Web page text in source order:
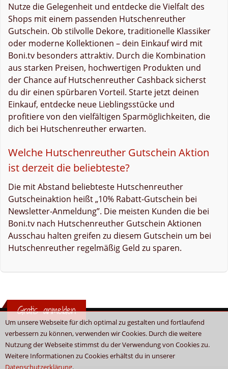
Um unsere Webseite für dich optimal zu gestalten und fortlaufend
verbessern zu können, verwenden wir Cookies. Durch die weitere
Nutzung der Webseite stimmst du der Verwendung von Cookies zu.
Weitere Informationen zu Cookies erhältst du in unserer
Datenschutzerklärung.
Nutze die Gelegenheit und entdecke die Vielfalt des
Shops mit einem passenden Hutschenreuther
Gutschein. Ob stilvolle Dekore, traditionelle Klassiker
oder moderne Kollektionen – dein Einkauf wird mit
Boni.tv besonders attraktiv. Durch die Kombination
aus starken Preisen, hochwertigen Produkten und
der Chance auf Hutschenreuther Cashback sicherst
du dir einen spürbaren Vorteil. Starte jetzt deinen
Einkauf, entdecke neue Lieblingsstücke und
profitiere von den vielfältigen Sparmöglichkeiten, die
dich bei Hutschenreuther erwarten.
Welche Hutschenreuther Gutschein Aktion
ist derzeit die beliebteste?
Die mit Abstand beliebteste Hutschenreuther
Gutscheinaktion heißt „10% Rabatt-Gutschein bei
Newsletter-Anmeldung”. Die meisten Kunden die bei
Boni.tv nach Hutschenreuther Gutschein Aktionen
Ausschau halten greifen zu diesem Gutschein um bei
Hutschenreuther regelmäßig Geld zu sparen.
Gratis anmelden